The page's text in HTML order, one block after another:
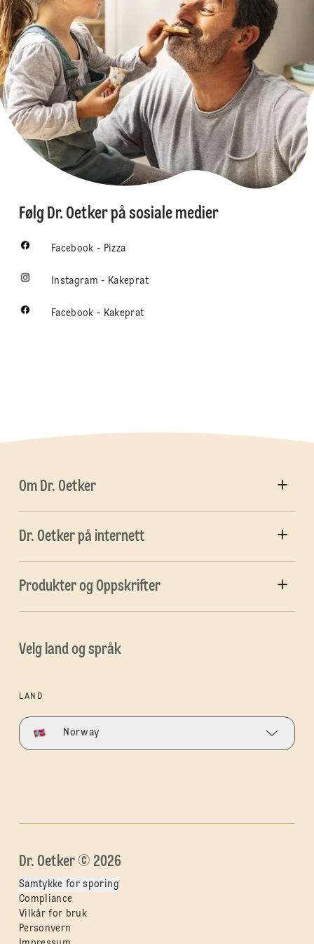
Følg Dr. Oetker på sosiale medier
Facebook - Pizza
Instagram - Kakeprat
Facebook - Kakeprat
Om Dr. Oetker
Dr. Oetker på internett
Produkter og Oppskrifter
Velg land og språk
LAND
Norway
Dr. Oetker © 2026
Samtykke for sporing
Compliance
Vilkår for bruk
Personvern